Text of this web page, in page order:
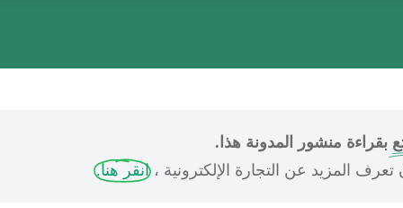
بقراءة منشور المدونة هذا.
تعرف المزيد عن التجارة الإلكترونية ،انقر هنا.